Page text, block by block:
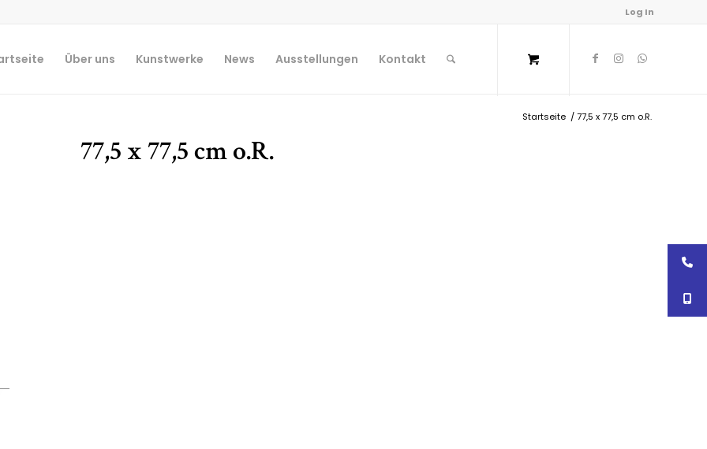
Log In
Über uns Kunstwerke News Ausstellungen Kontakt
Startseite /77,5 x 77,5 cm o.R.
77,5 x 77,5 cm o.R.